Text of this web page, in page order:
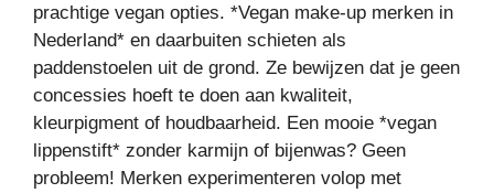
prachtige vegan opties. *Vegan make-up merken in
Nederland* en daarbuiten schieten als
paddenstoelen uit de grond. Ze bewijzen dat je geen
concessies hoeft te doen aan kwaliteit,
kleurpigment of houdbaarheid. Een mooie *vegan
lippenstift* zonder karmijn of bijenwas? Geen
probleem! Merken experimenteren volop met